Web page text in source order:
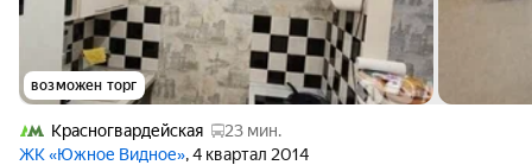
возможен торг
Красногвардейская
23 мин.
ЖК «Южное Видное», 4 квартал 2014